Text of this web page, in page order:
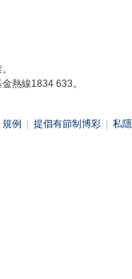
熱線1834 633。
規例 提倡有節制博彩 私